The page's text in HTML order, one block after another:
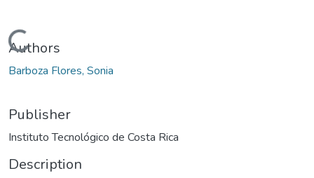
Loading...
Authors
Barboza Flores, Sonia
Publisher
Instituto Tecnológico de Costa Rica
Description